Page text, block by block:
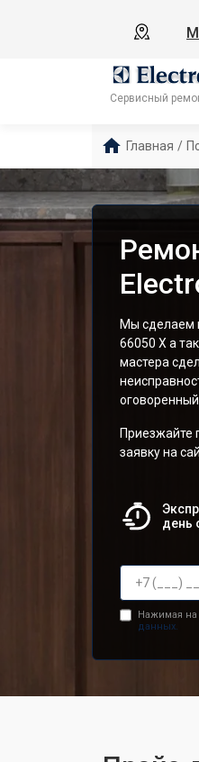
Сервисный
Главная /
Мы сделаем
66050 X а
мастера
оговоренный
Приезжайте
заявку на
день
Нажимая на
данных.